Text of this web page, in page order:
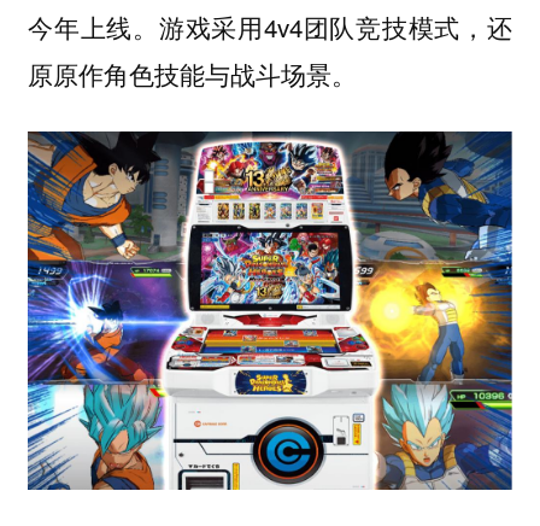
今年上线。游戏采用4v4团队竞技模式，还
原原作角色技能与战斗场景。